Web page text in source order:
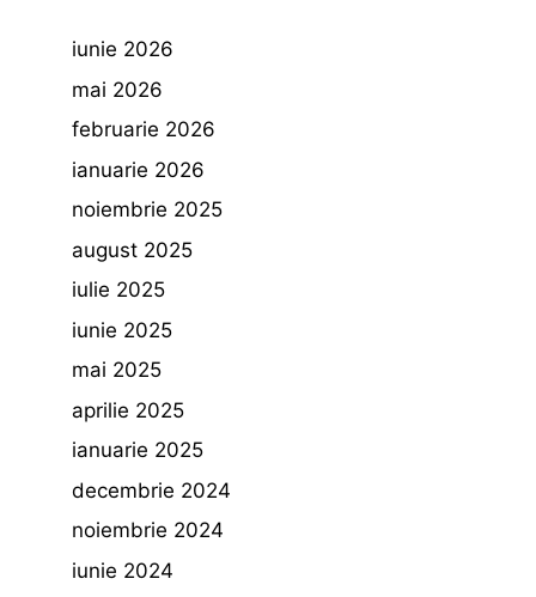
iunie 2026
mai 2026
februarie 2026
ianuarie 2026
noiembrie 2025
august 2025
iulie 2025
iunie 2025
mai 2025
aprilie 2025
ianuarie 2025
decembrie 2024
noiembrie 2024
iunie 2024